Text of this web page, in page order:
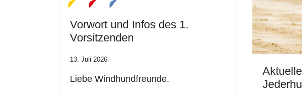
Vorwort und Infos des 1.
Vorsitzenden
13. Juli 2026
Liebe Windhundfreunde.